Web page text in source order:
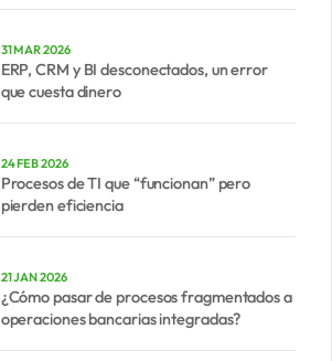
31 MAR 2026
ERP, CRM y BI desconectados, un error
que cuesta dinero
24 FEB 2026
Procesos de TI que “funcionan” pero
pierden eficiencia
21 JAN 2026
¿Cómo pasar de procesos fragmentados a
operaciones bancarias integradas?